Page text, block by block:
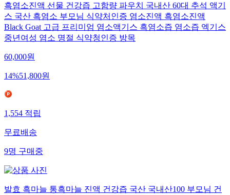
흑염소진액 선물 건강즙 고함량 파우치 국내산 60대 추석 액기
스 국산 흑염소 부모님 식약처인증 염소진액 흑염소진액
Black Goat 고급 프리미엄 염소액기스 흑염소즙 염소즙 엑기스
중년여성 염소 명절 식약청인증 방목
60,000원
14%51,800원
1,554 적립
무료배송
9명 구매중
발효 흑마늘 통흑마늘 진액 건강즙 국산 국내산100 부모님 건